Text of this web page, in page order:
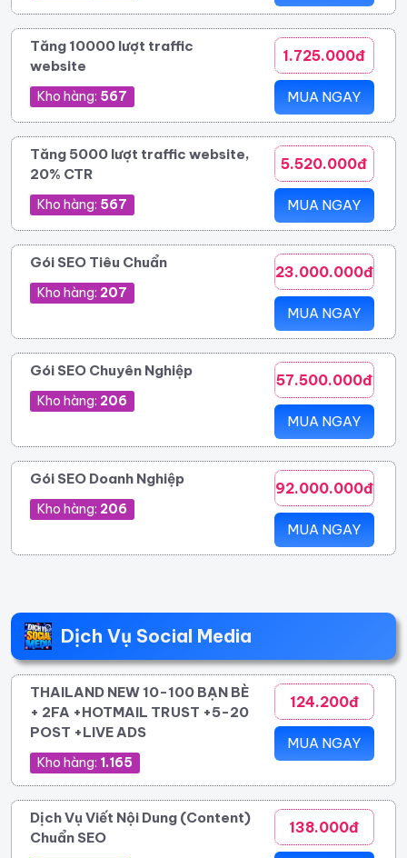
Tăng 10000 lượt traffic
website
Kho hàng: 567
1.725.000đ
MUA NGAY
Tăng 5000 lượt traffic website,
20% CTR
Kho hàng: 567
5.520.000đ
MUA NGAY
Gói SEO Tiêu Chuẩn
Kho hàng: 207
23.000.000đ
MUA NGAY
Gói SEO Chuyên Nghiệp
Kho hàng: 206
57.500.000đ
MUA NGAY
Gói SEO Doanh Nghiệp
Kho hàng: 206
92.000.000đ
MUA NGAY
Dịch Vụ Social Media
THAILAND NEW 10-100 BẠN BÈ
+ 2FA +HOTMAIL TRUST +5-20
POST +LIVE ADS
Kho hàng: 1.165
124.200đ
MUA NGAY
Dịch Vụ Viết Nội Dung (Content)
Chuẩn SEO
138.000đ